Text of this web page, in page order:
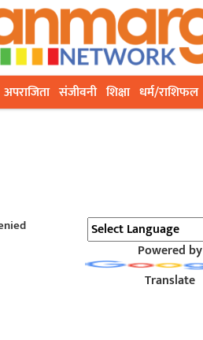
अपराजिता संजीवनी शिक्षा धर्म/राशिफल
Powered by
Translate